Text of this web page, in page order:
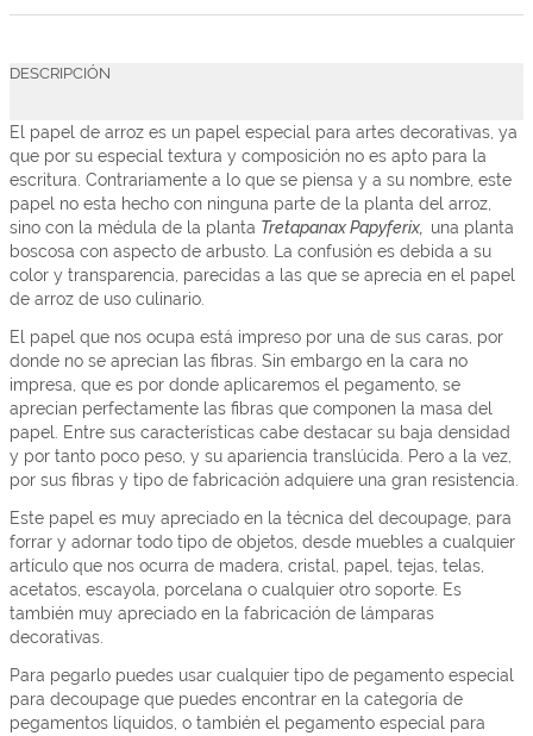
DESCRIPCIÓN
El papel de arroz es un papel especial para artes decorativas, ya
que por su especial textura y composición no es apto para la
escritura. Contrariamente a lo que se piensa y a su nombre, este
papel no esta hecho con ninguna parte de la planta del arroz,
sino con la médula de la planta Tretapanax Papyferix, una planta
boscosa con aspecto de arbusto. La confusión es debida a su
color y transparencia, parecidas a las que se aprecia en el papel
de arroz de uso culinario.
El papel que nos ocupa está impreso por una de sus caras, por
donde no se aprecian las fibras. Sin embargo en la cara no
impresa, que es por donde aplicaremos el pegamento, se
aprecian perfectamente las fibras que componen la masa del
papel. Entre sus características cabe destacar su baja densidad
y por tanto poco peso, y su apariencia translúcida. Pero a la vez,
por sus fibras y tipo de fabricación adquiere una gran resistencia.
Este papel es muy apreciado en la técnica del decoupage, para
forrar y adornar todo tipo de objetos, desde muebles a cualquier
artículo que nos ocurra de madera, cristal, papel, tejas, telas,
acetatos, escayola, porcelana o cualquier otro soporte. Es
también muy apreciado en la fabricación de lámparas
decorativas.
Para pegarlo puedes usar cualquier tipo de pegamento especial
para decoupage que puedes encontrar en la categoría de
pegamentos líquidos, o también el pegamento especial para